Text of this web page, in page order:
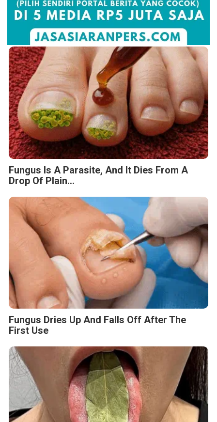
Fungus Is A Parasite, And It Dies From A
Drop Of Plain...
Fungus Dries Up And Falls Off After The
First Use